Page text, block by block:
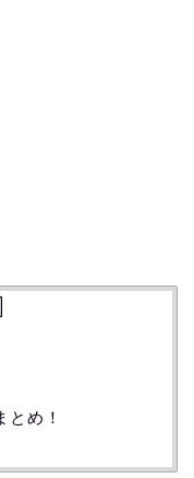
め！